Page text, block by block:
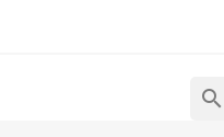
search